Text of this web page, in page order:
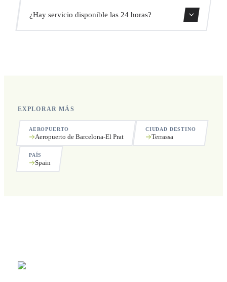
recogida.
¿Hay servicio disponible las 24 horas?
EXPLORAR MÁS
AEROPUERTO
Aeropuerto de Barcelona-El Prat
CIUDAD DESTINO
Terrassa
PAÍS
Spain